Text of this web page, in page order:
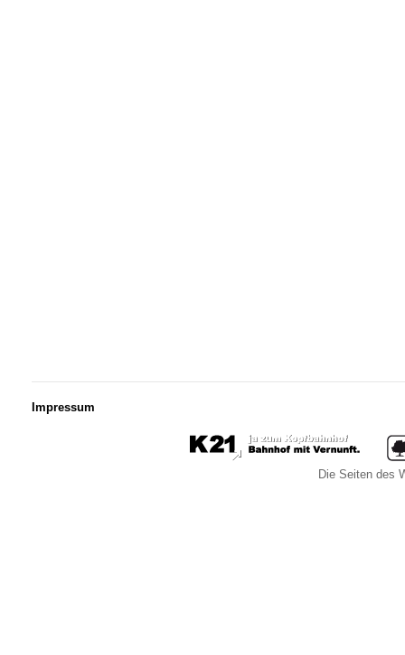
Impressum
Die Seiten des